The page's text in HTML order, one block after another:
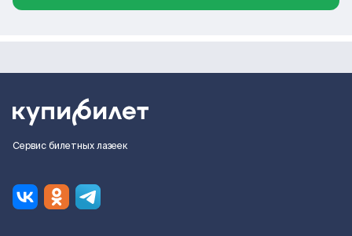
Сервис билетных лазеек